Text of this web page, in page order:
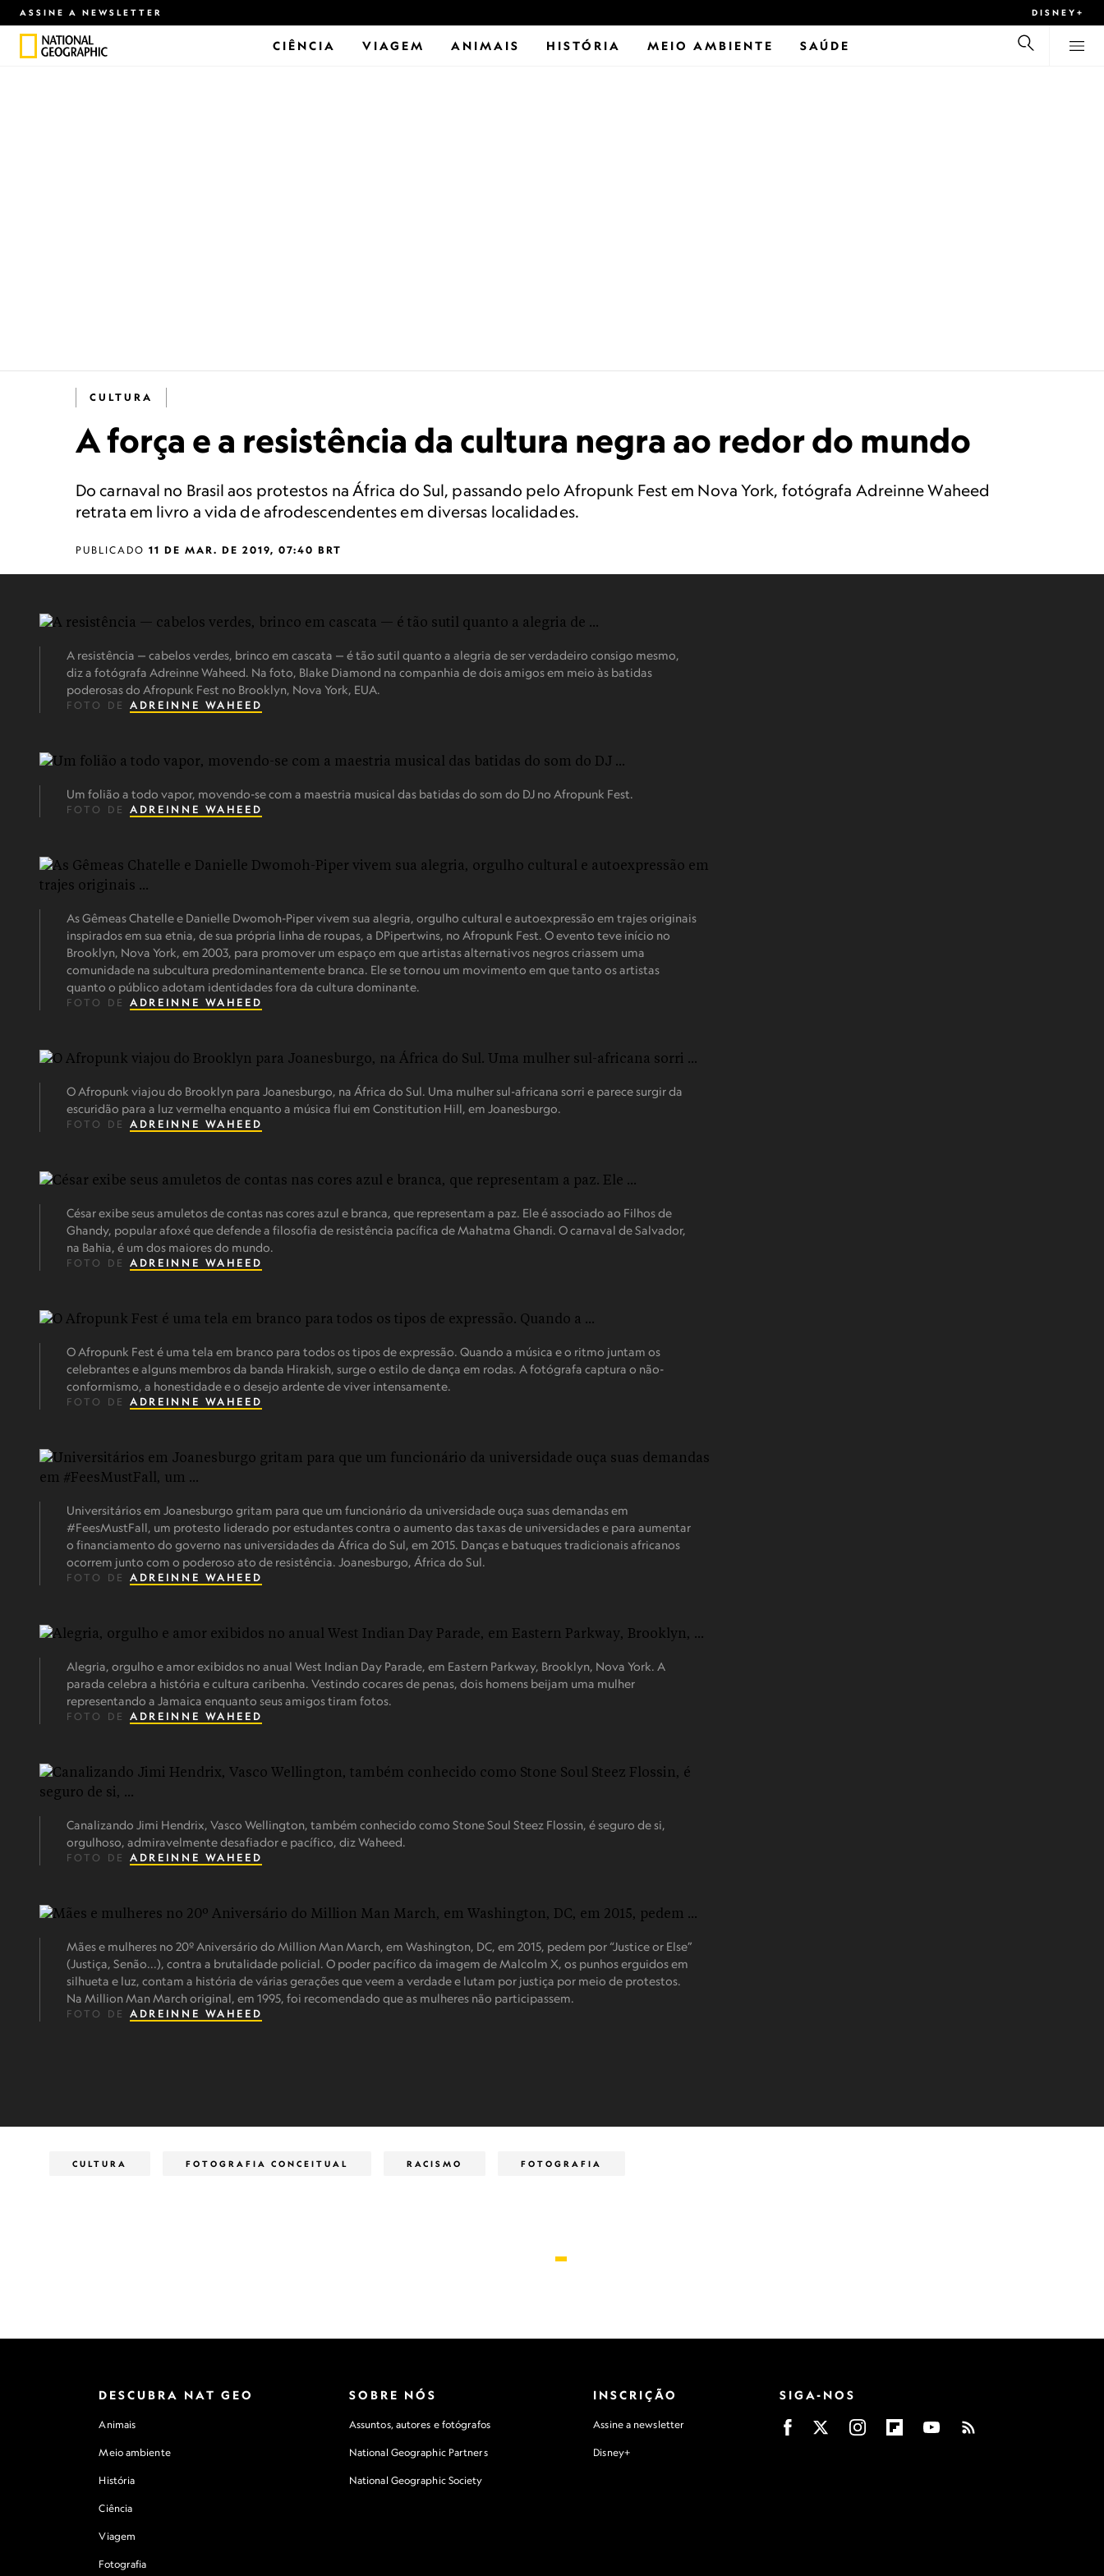
ASSINE A NEWSLETTER DISNEY+
CIÊNCIA VIAGEM ANIMAIS HISTÓRIA MEIO AMBIENTE SAÚDE
CULTURA
A força e a resistência da cultura negra ao redor do mundo
Do carnaval no Brasil aos protestos na África do Sul, passando pelo Afropunk Fest em Nova York, fotógrafa Adreinne Waheed
retrata em livro a vida de afrodescendentes em diversas localidades.
PUBLICADO 11 DE MAR. DE 2019, 07:40 BRT
A resistência — cabelos verdes, brinco em cascata — é tão sutil quanto a alegria de ser verdadeiro consigo mesmo,
diz a fotógrafa Adreinne Waheed. Na foto, Blake Diamond na companhia de dois amigos em meio às batidas
poderosas do Afropunk Fest no Brooklyn, Nova York, EUA.
FOTO DE ADREINNE WAHEED
Um folião a todo vapor, movendo-se com a maestria musical das batidas do som do DJ no Afropunk Fest.
FOTO DE ADREINNE WAHEED
As Gêmeas Chatelle e Danielle Dwomoh-Piper vivem sua alegria, orgulho cultural e autoexpressão em trajes originais
inspirados em sua etnia, de sua própria linha de roupas, a DPipertwins, no Afropunk Fest. O evento teve início no
Brooklyn, Nova York, em 2003, para promover um espaço em que artistas alternativos negros criassem uma
comunidade na subcultura predominantemente branca. Ele se tornou um movimento em que tanto os artistas
quanto o público adotam identidades fora da cultura dominante.
FOTO DE ADREINNE WAHEED
O Afropunk viajou do Brooklyn para Joanesburgo, na África do Sul. Uma mulher sul-africana sorri e parece surgir da
escuridão para a luz vermelha enquanto a música flui em Constitution Hill, em Joanesburgo.
FOTO DE ADREINNE WAHEED
César exibe seus amuletos de contas nas cores azul e branca, que representam a paz. Ele é associado ao Filhos de
Ghandy, popular afoxé que defende a filosofia de resistência pacífica de Mahatma Ghandi. O carnaval de Salvador,
na Bahia, é um dos maiores do mundo.
FOTO DE ADREINNE WAHEED
O Afropunk Fest é uma tela em branco para todos os tipos de expressão. Quando a música e o ritmo juntam os
celebrantes e alguns membros da banda Hirakish, surge o estilo de dança em rodas. A fotógrafa captura o não-
conformismo, a honestidade e o desejo ardente de viver intensamente.
FOTO DE ADREINNE WAHEED
Universitários em Joanesburgo gritam para que um funcionário da universidade ouça suas demandas em
#FeesMustFall, um protesto liderado por estudantes contra o aumento das taxas de universidades e para aumentar
o financiamento do governo nas universidades da África do Sul, em 2015. Danças e batuques tradicionais africanos
ocorrem junto com o poderoso ato de resistência. Joanesburgo, África do Sul.
FOTO DE ADREINNE WAHEED
Alegria, orgulho e amor exibidos no anual West Indian Day Parade, em Eastern Parkway, Brooklyn, Nova York. A
parada celebra a história e cultura caribenha. Vestindo cocares de penas, dois homens beijam uma mulher
representando a Jamaica enquanto seus amigos tiram fotos.
FOTO DE ADREINNE WAHEED
Canalizando Jimi Hendrix, Vasco Wellington, também conhecido como Stone Soul Steez Flossin, é seguro de si,
orgulhoso, admiravelmente desafiador e pacífico, diz Waheed.
FOTO DE ADREINNE WAHEED
Mães e mulheres no 20º Aniversário do Million Man March, em Washington, DC, em 2015, pedem por “Justice or Else”
(Justiça, Senão...), contra a brutalidade policial. O poder pacífico da imagem de Malcolm X, os punhos erguidos em
silhueta e luz, contam a história de várias gerações que veem a verdade e lutam por justiça por meio de protestos.
Na Million Man March original, em 1995, foi recomendado que as mulheres não participassem.
FOTO DE ADREINNE WAHEED
CULTURA FOTOGRAFIA CONCEITUAL RACISMO FOTOGRAFIA
DESCUBRA NAT GEO
Animais
Meio ambiente
História
Ciência
Viagem
Fotografia
SOBRE NÓS
Assuntos, autores e fotógrafos
National Geographic Partners
National Geographic Society
INSCRIÇÃO
Assine a newsletter
Disney+
SIGA-NOS